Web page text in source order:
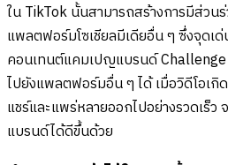
ใน TikTok นั้นสามารถสร้างการมีส่วน
แพลตฟอร์มโซเชียลมีเดียอื่น ๆ ซึ่งจุดเ
คอนเทนต์แคมเปญแบรนด์ Challenge
ไปยังแพลตฟอร์มอื่น ๆ ได้ เมื่อวิดีโอเกิ
แชร์และแพร่หลายออกไปอย่างรวดเร็ว
แบรนด์ได้ดีขึ้นด้วย